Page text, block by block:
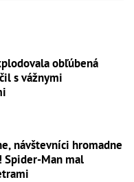
obľúbená
s vážnymi
návštevníci hromadne
Man mal